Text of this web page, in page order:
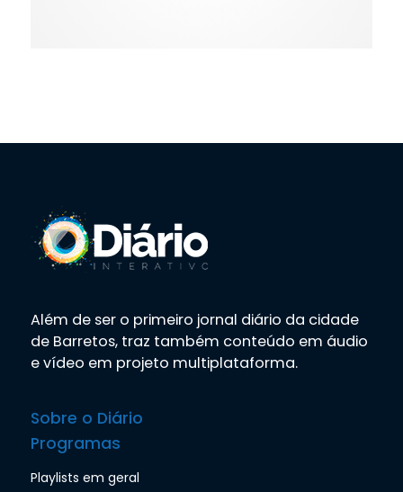
Além de ser o primeiro jornal diário da cidade
de Barretos, traz também conteúdo em áudio
e vídeo em projeto multiplataforma.
Sobre o Diário
Programas
Playlists em geral